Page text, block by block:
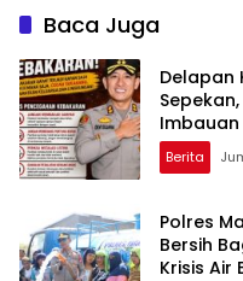
Takalar Menyalakan
Lentera Pengabdian
Melalui Malam Apresiasi
dan Inovasi Award 2026
Baca Juga
Delapan
Berita
Polres
Bersih
Krisis Air